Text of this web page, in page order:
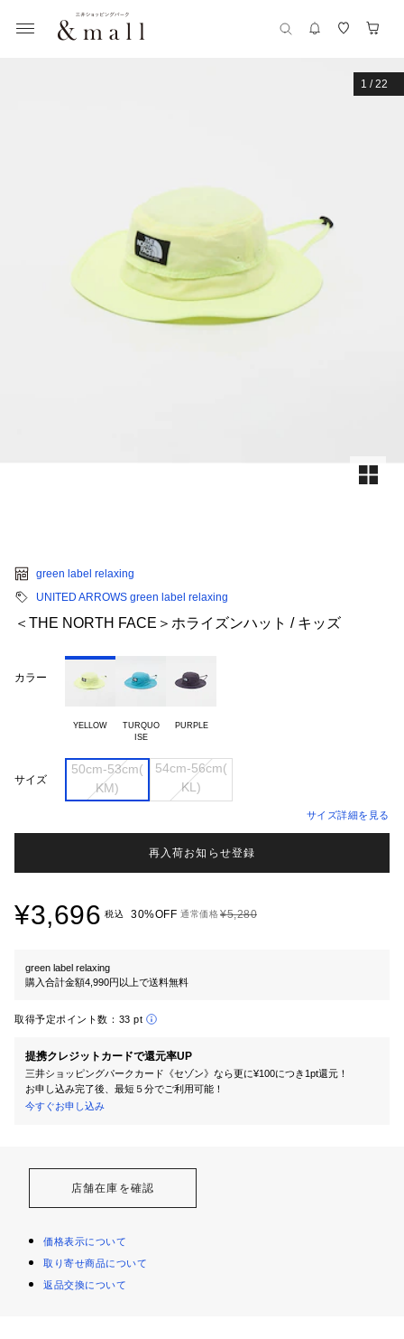
1 /22
green label relaxing
UNITED ARROWS green label relaxing
＜THE NORTH FACE＞ホライズンハット / キッズ
カラー
YELLOW
TURQUO
ISE
PURPLE
サイズ
50cm-53cm(
54cm-56cm(
サイズ詳細を見る
再入荷お知らせ登録
¥3,696 税込 30%OFF 通常価格¥5,280
green label relaxing
購入合計金額4,990円以上で送料無料
取得予定ポイント数： 33 pt
提携クレジットカードで還元率UP
三井ショッピングパークカード《セゾン》なら更に¥100につき1pt還元！
お申し込み完了後、最短５分でご利用可能！
今すぐお申し込み
店舗在庫を確認
価格表示について
取り寄せ商品について
返品交換について